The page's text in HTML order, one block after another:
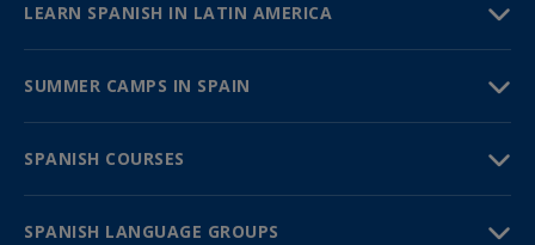
LEARN SPANISH IN LATIN AMERICA
SUMMER CAMPS IN SPAIN
SPANISH COURSES
SPANISH LANGUAGE GROUPS